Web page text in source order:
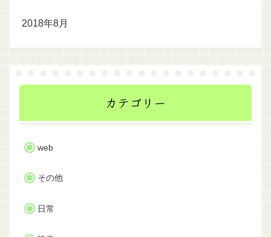
2018年8月
カテゴリー
web
その他
日常